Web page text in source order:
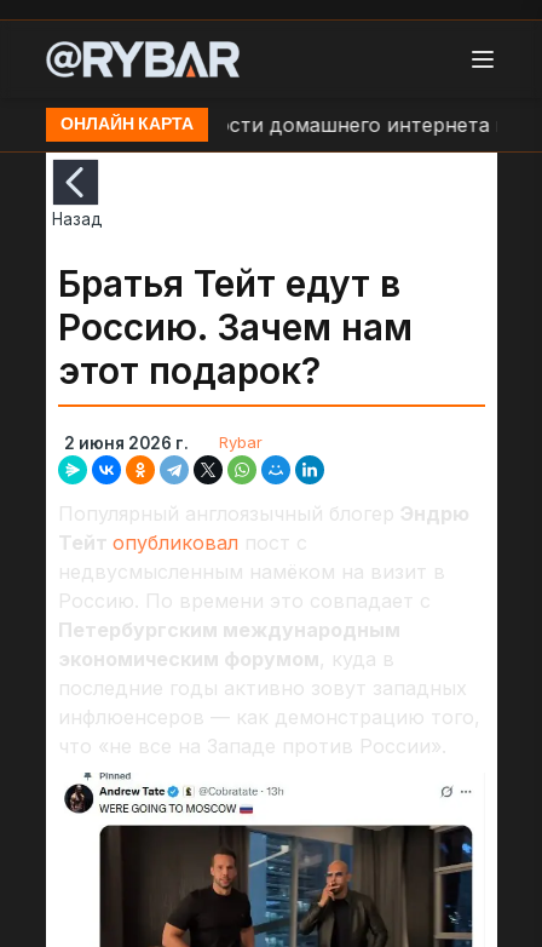
ОНЛАЙН КАРТА
Падение скорости домашнего интернета в н.п.
Назад
Братья Тейт едут в
Россию. Зачем нам
этот подарок?
2 июня 2026 г. Rybar
Популярный англоязычный блогер Эндрю
Тейт опубликовал пост с
недвусмысленным намёком на визит в
Россию. По времени это совпадает с
Петербургским международным
экономическим форумом, куда в
последние годы активно зовут западных
инфлюенсеров — как демонстрацию того,
что «не все на Западе против России».